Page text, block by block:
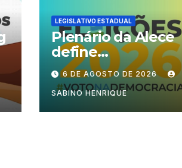
LEGISLATIVO ESTADUAL
Plenário da Alece
define
funcionamento das
sessões durante o
período eleitoral
6 DE AGOSTO DE 2026
SABINO HENRIQUE